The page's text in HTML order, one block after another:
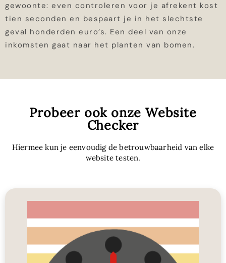
gewoonte: even controleren voor je afrekent kost
tien seconden en bespaart je in het slechtste
geval honderden euro’s. Een deel van onze
inkomsten gaat naar het planten van bomen.
Probeer ook onze Website
Checker
Hiermee kun je eenvoudig de betrouwbaarheid van elke
website testen.